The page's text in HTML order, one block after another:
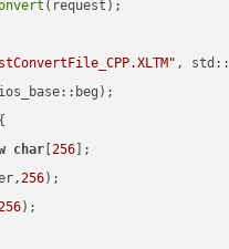
,
char [256 ];
256);
);